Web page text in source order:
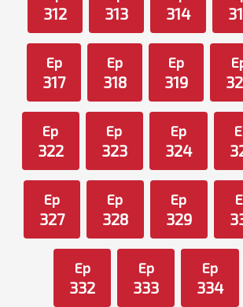
312 313 314
Ep
317
Ep
318
Ep
319
Ep
322
Ep
323
Ep
324
Ep
327
Ep
328
Ep
329
Ep
332
Ep
333
Ep
334